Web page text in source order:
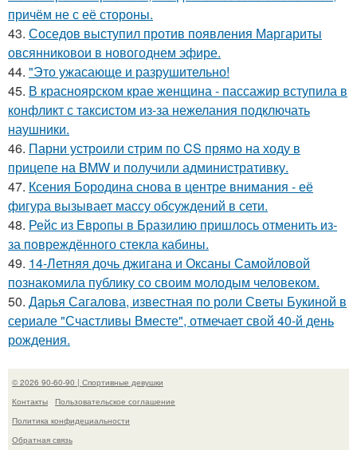
причём не с её стороны.
43. Соседов выступил против появления Маргариты
овсянниковои в новогоднем эфире.
44. "Это ужасающе и разрушительно!
45. В красноярском крае женщина - пассажир вступила в
конфликт с таксистом из-за нежелания подключать
наушники.
46. Парни устроили стрим по CS прямо на ходу в
прицепе на BMW и получили административку.
47. Ксения Бородина снова в центре внимания - её
фигура вызывает массу обсуждений в сети.
48. Рейс из Европы в Бразилию пришлось отменить из-
за повреждённого стекла кабины.
49. 14-Летняя дочь джигана и Оксаны Самойловой
познакомила публику со своим молодым человеком.
50. Дарья Сагалова, известная по роли Светы Букиной в
сериале "Счастливы Вместе", отмечает свой 40-й день
рождения.
© 2026 90-60-90 | Спортивные девушки
Контакты
Пользовательское соглашение
Политика конфидециальности
Обратная связь